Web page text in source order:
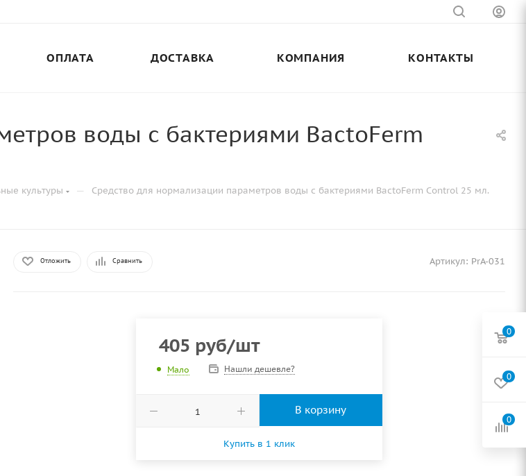
ОПЛАТА ДОСТАВКА КОМПАНИЯ КОНТАКТЫ
воды с бактериями BactoFerm
культуры — Средство для нормализации параметров воды с бактериями BactoFerm Control 25 мл.
Отложить Сравнить Артикул: PrA-031
405 руб/шт
Мало Нашли дешевле?
В корзину
Купить в 1 клик
0
0
0